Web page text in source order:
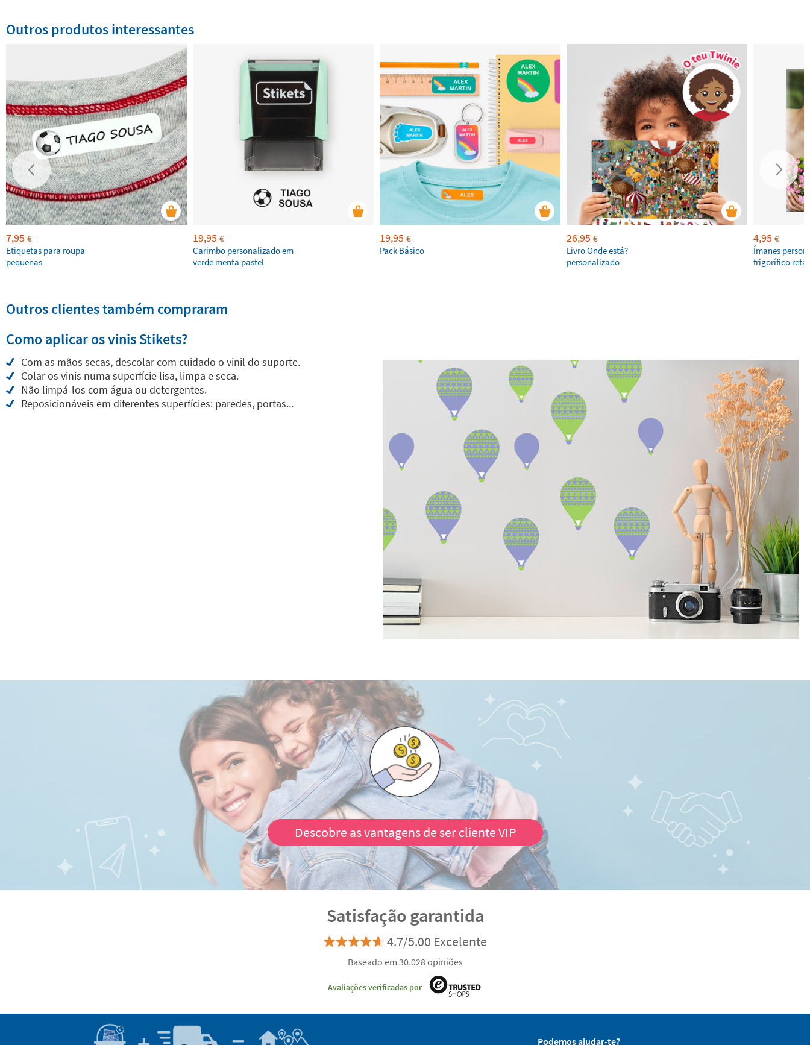
Outros produtos interessantes
7,95 €
Etiquetas para roupa
pequenas
19,95 €
Carimbo personalizado em
verde menta pastel
19,95 €
Pack Básico
26,95 €
Livro Onde está?
personalizado
4,95 €
Ímanes
frigorífico
Outros clientes também compraram
Como aplicar os vinis Stikets?
Com as mãos secas, descolar com cuidado o vinil do suporte.
Colar os vinis numa superfície lisa, limpa e seca.
Não limpá-los com água ou detergentes.
Reposicionáveis em diferentes superfícies: paredes, portas...
Descobre as vantagens de ser cliente VIP
Satisfação garantida
4.7/5.00 Excelente
Baseado em 30.028 opiniões
Avaliações verificadas por
Podemos ajudar-te?